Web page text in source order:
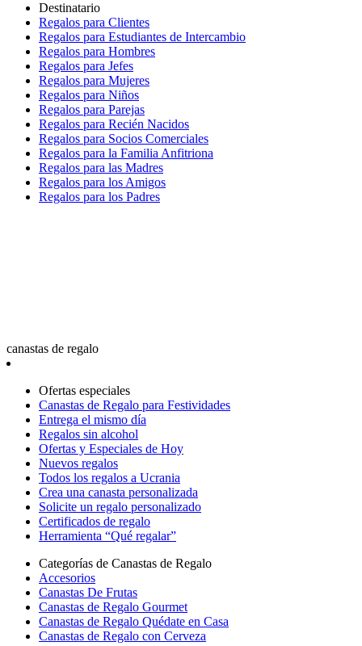
Destinatario
Regalos para Clientes
Regalos para Estudiantes de Intercambio
Regalos para Hombres
Regalos para Jefes
Regalos para Mujeres
Regalos para Niños
Regalos para Parejas
Regalos para Recién Nacidos
Regalos para Socios Comerciales
Regalos para la Familia Anfitriona
Regalos para las Madres
Regalos para los Amigos
Regalos para los Padres
canastas de regalo
Ofertas especiales
Canastas de Regalo para Festividades
Entrega el mismo día
Regalos sin alcohol
Ofertas y Especiales de Hoy
Nuevos regalos
Todos los regalos a Ucrania
Crea una canasta personalizada
Solicite un regalo personalizado
Certificados de regalo
Herramienta “Qué regalar”
Categorías de Canastas de Regalo
Accesorios
Canastas De Frutas
Canastas de Regalo Gourmet
Canastas de Regalo Quédate en Casa
Canastas de Regalo con Cerveza